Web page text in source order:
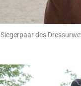
Siegerpaar des